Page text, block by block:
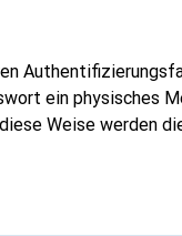
ein physisches
Weise werden